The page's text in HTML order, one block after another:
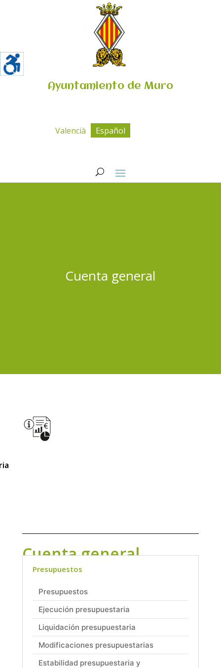
Ayuntamiento de Muro
Valencià Español
Cuenta general
Cuenta general
Presupuestos
Presupuestos
Ejecución presupuestaria
Liquidación presupuestaria
Modificaciones presupuestarias
Estabilidad presupuestaria y